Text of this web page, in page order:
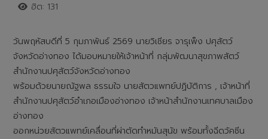
ฮิต: 131
วันพฤหัสบดีที่ 5 กุมภาพันธ์ 2569 นายวิเชียร จารุเพ็ง ปศุสัตว์
จังหวัดอ่างทอง ได้มอบหมายให้เจ้าหน้าที่ กลุ่มพัฒนาสุขภาพสัตว์
สำนักงานปศุสัตว์จังหวัดอ่างทอง
พร้อมด้วยนายณัฐพล ธรรมใจ นายสัตวแพทย์ปฏิบัติการ , เจ้าหน้าที่
สำนักงานปศุสัตว์อำเภอเมืองอ่างทอง เจ้าหน้าสำนักงานเทศบาลเมือง
อ่างทอง
ออกหน่วยสัตวแพทย์เคลื่อนที่ผ่าตัดทำหมันสุนัข พร้อมทั้งฉีดวัคซีน